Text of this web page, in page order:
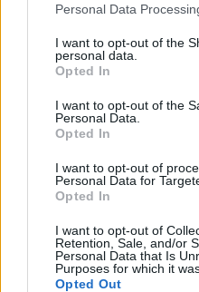
Personal Data
I want to opt-out of the
personal data.
Opted In
I want to opt-out of the
Personal Data.
Opted In
I want to opt-out of
Personal Data for
Opted In
I want to opt-out of
Retention, Sale, and/or
Personal Data that Is
Purposes for which it
Opted Out
paraqitjen sensuale në
setin e ri
Ariana Grande sqaron
tërheqjen e përkohshme
nga jeta publike: Ishte një
zgjedhje e menduar prej
kohësh